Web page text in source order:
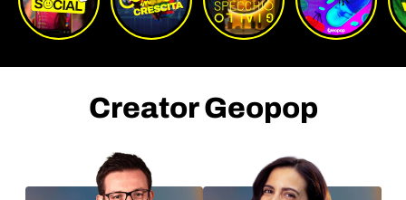
Creator Geopop